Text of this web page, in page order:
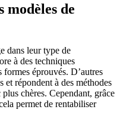
modèles de
dans leur type de
à des techniques
éprouvés. D’autres
et répondent à des méthodes
chères. Cependant, grâce
permet de rentabiliser